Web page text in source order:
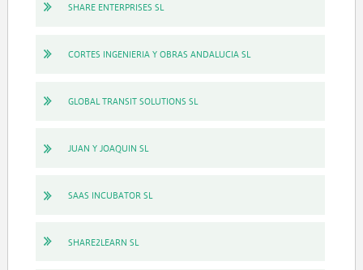
SHARE ENTERPRISES SL
CORTES INGENIERIA Y OBRAS ANDALUCIA SL
GLOBAL TRANSIT SOLUTIONS SL
JUAN Y JOAQUIN SL
SAAS INCUBATOR SL
SHARE2LEARN SL